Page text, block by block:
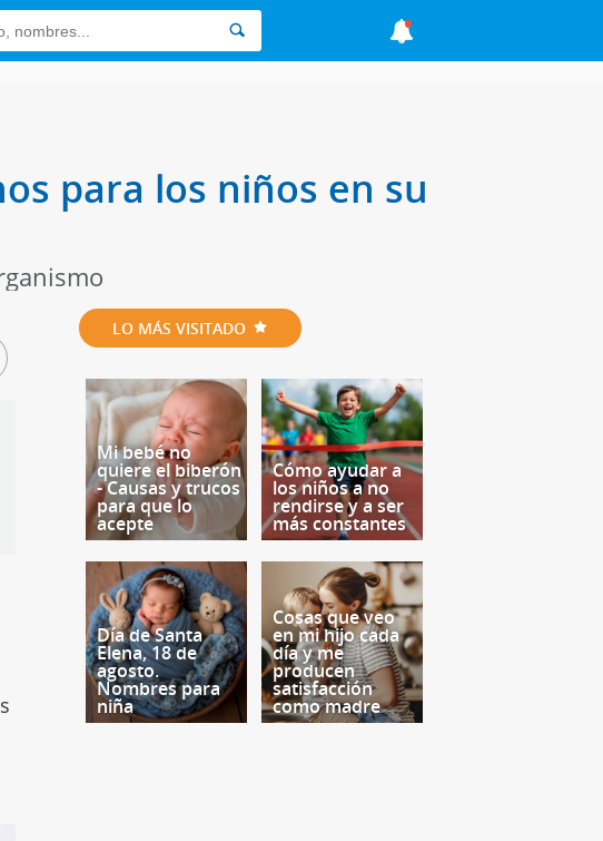
para los niños en su
LO MÁS VISITADO
Mi bebé no
quiere el biberón
- Causas y trucos
para que lo
acepte
Cómo ayudar a
los niños a no
rendirse y a ser
más constantes
Día de Santa
Elena, 18 de
agosto.
Nombres para
niña
Cosas que veo
en mi hijo cada
día y me
producen
satisfacción
como madre